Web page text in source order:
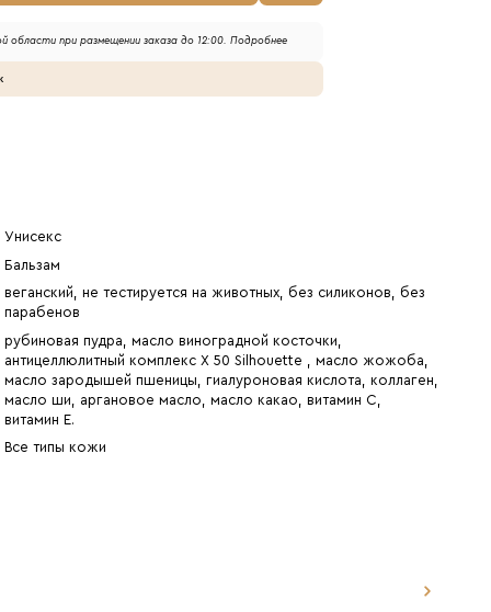
области при размещении заказа до 12:00.Подробнее
Унисекс
Бальзам
веганский, не тестируется на животных, без силиконов, без
парабенов
рубиновая пудра, масло виноградной косточки,
антицеллюлитный комплекс X 50 Silhouette , масло жожоба,
масло зародышей пшеницы, гиалуроновая кислота, коллаген,
масло ши, аргановое масло, масло какао, витамин С,
витамин Е.
Все типы кожи